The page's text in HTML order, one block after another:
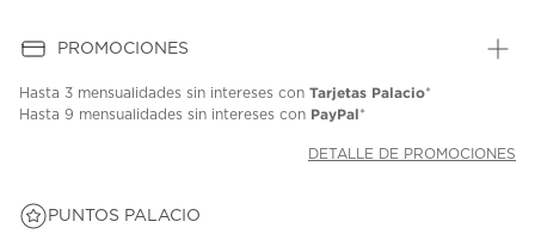
PROMOCIONES
Hasta 3 mensualidades sin intereses con Tarjetas Palacio*
Hasta 9 mensualidades sin intereses con PayPal*
DETALLE DE PROMOCIONES
PUNTOS PALACIO